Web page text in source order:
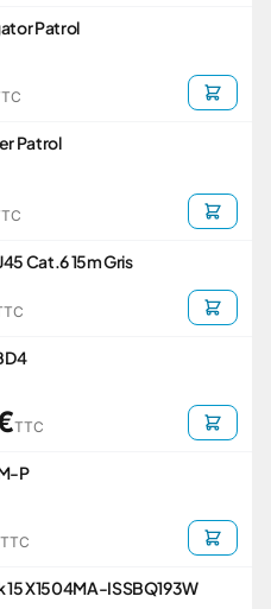
Patrol
Patrol
Cat.6 15m Gris
TTC
P
TTC
15 X1504MA-ISSBQ193W